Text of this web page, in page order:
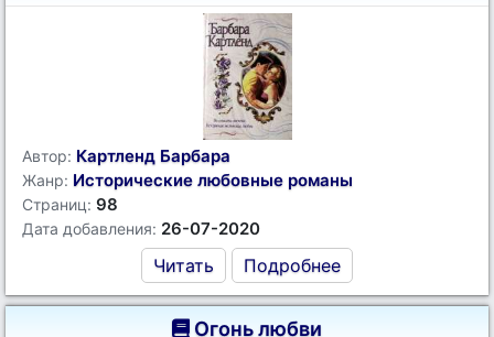
Автор: Картленд Барбара
Жанр: Исторические любовные романы
Страниц: 98
Дата добавления: 26-07-2020
Читать Подробнее
Огонь любви